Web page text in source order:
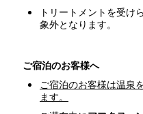
トリートメントを受け
象外となります。
ご宿泊のお客様へ
ご宿泊のお客様は温泉
ます。